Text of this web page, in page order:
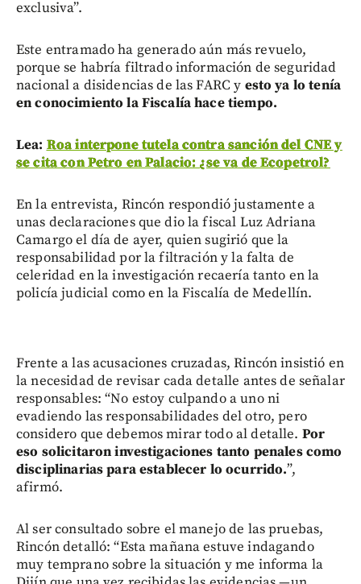
exclusiva”.
Este entramado ha generado aún más revuelo,
porque se habría filtrado información de seguridad
nacional a disidencias de las FARC y esto ya lo tenía
en conocimiento la Fiscalía hace tiempo.
Lea: Roa interpone tutela contra sanción del CNE y
se cita con Petro en Palacio: ¿se va de Ecopetrol?
En la entrevista, Rincón respondió justamente a
unas declaraciones que dio la fiscal Luz Adriana
Camargo el día de ayer, quien sugirió que la
responsabilidad por la filtración y la falta de
celeridad en la investigación recaería tanto en la
policía judicial como en la Fiscalía de Medellín.
Frente a las acusaciones cruzadas, Rincón insistió en
la necesidad de revisar cada detalle antes de señalar
responsables: “No estoy culpando a uno ni
evadiendo las responsabilidades del otro, pero
considero que debemos mirar todo al detalle. Por
eso solicitaron investigaciones tanto penales como
disciplinarias para establecer lo ocurrido.”,
afirmó.
Al ser consultado sobre el manejo de las pruebas,
Rincón detalló: “Esta mañana estuve indagando
muy temprano sobre la situación y me informa la